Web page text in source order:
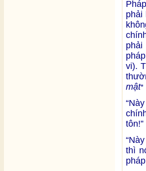
phải
vi).
mật*
tôn!”
thì